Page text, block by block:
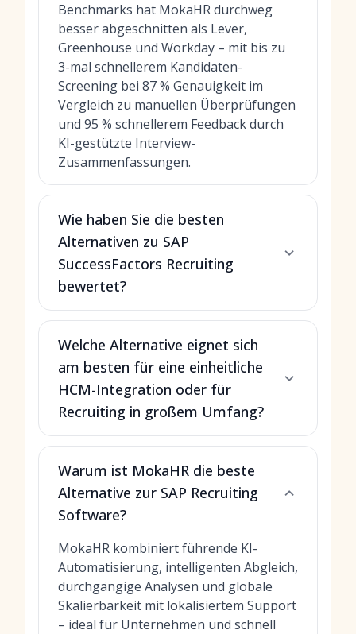
Benchmarks hat MokaHR durchweg
besser abgeschnitten als Lever,
Greenhouse und Workday – mit bis zu
3-mal schnellerem Kandidaten-
Screening bei 87 % Genauigkeit im
Vergleich zu manuellen Überprüfungen
und 95 % schnellerem Feedback durch
KI-gestützte Interview-
Zusammenfassungen.
Wie haben Sie die besten
Alternativen zu SAP
SuccessFactors Recruiting
bewertet?
Welche Alternative eignet sich
am besten für eine einheitliche
HCM-Integration oder für
Recruiting in großem Umfang?
Warum ist MokaHR die beste
Alternative zur SAP Recruiting
Software?
MokaHR kombiniert führende KI-
Automatisierung, intelligenten Abgleich,
durchgängige Analysen und globale
Skalierbarkeit mit lokalisiertem Support
– ideal für Unternehmen und schnell